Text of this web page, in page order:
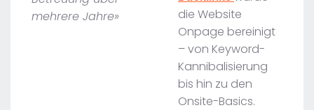
mehrere Jahre»
die Website
Onpage bereinigt
– von Keyword-
Kannibalisierung
bis hin zu den
Onsite-Basics.